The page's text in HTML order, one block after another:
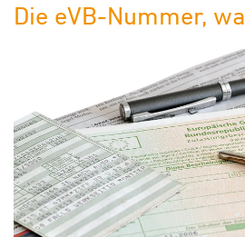
Die eVB-Nummer,